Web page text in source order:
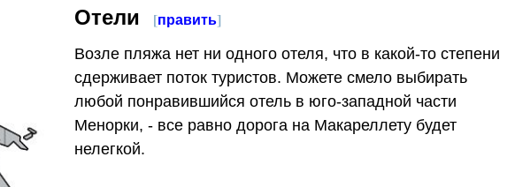
Отели [править]
Возле пляжа нет ни одного отеля, что в какой-то степени
сдерживает поток туристов. Можете смело выбирать
любой понравившийся отель в юго-западной части
Менорки, - все равно дорога на Макареллету будет
нелегкой.